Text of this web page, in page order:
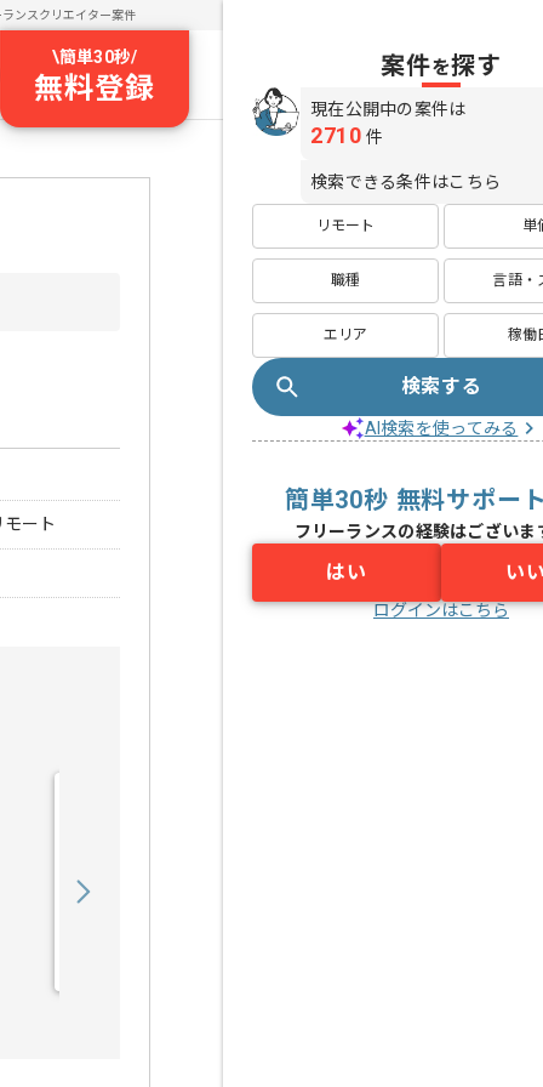
ランスクリエイター案件
\簡単30秒/
無料登録
ート
案件を探す
現在公開中の案件は
2710 件
検索できる条件はこちら
リモート 単
職種 言語・
エリア 稼働
検索する
AI検索を使ってみる
簡単30秒 無料サポー
フリーランスの経験はございま
はい い
ログインはこちら